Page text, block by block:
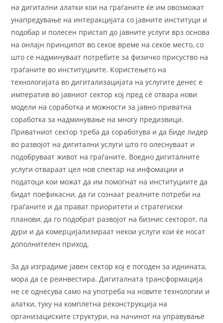
на дигитални алатки кои на граѓаните ќе им овозможат
унапредување на интеракцијата со јавните институци и
подобар и полесен пристaп до јавните услуги врз основа
на онлајн принципот во секое време на секое место, со
што се надминуваат потребите за физичко присуство на
граѓаните во институциите. Користењето на
технологијата во дигитализацијата на услугите денес е
императив во јавниот сектор кој пред сé отвара нови
модели на соработка и можности за јавно-приватна
соработка за надминување на многу предизвици.
Приватниот сектор треба да соработува и да биде лидер
во развојот на дигитални услуги што го олеснуваат и
подобруваат живот на граѓаните. Воедно дигиталните
услуги отвараат цел нов спектар на инфомации и
податоци кои можат да им помогнат на институциите да
бидат поефикасни, да ги сознаат реалните потреби на
граѓаните и да прават приоритети и стратегиски
планови, да го подобрат развојот на бизнис секторот, па
дури и да комерцијализираат некои услуги кои ќе носат
дополнителен приход.
За да изградиме јавен сектор кој е погоден за иднината,
мора да се реинвестира. Дигиталната трансформација
не се однесува само на употреба на новите технологии и
алатки, туку на комплетна реконструкција на
организациските структури, на начинот на управување